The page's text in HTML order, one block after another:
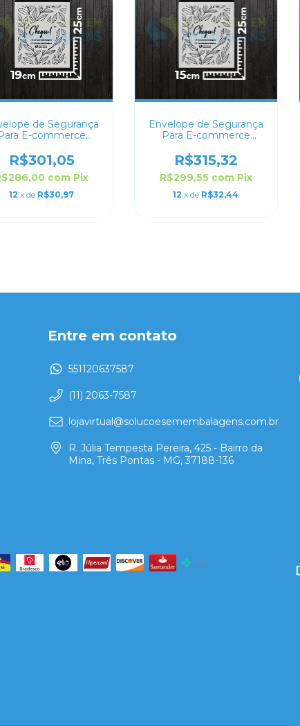
de Segurança
E-commerce
R$301,05
com Pix
12 x de R$30,97
Envelope de Segurança
Para E-commerce
R$315,32
R$299,55 com Pix
12 x de R$32,44
Entre em contato
551120637587
(11) 2063-7587
lojavirtual@solucoesemembalagens.com.br
R. Júlia Tempesta Pereira, 425 - Bairro da
Mina, Três Pontas - MG, 37188-136